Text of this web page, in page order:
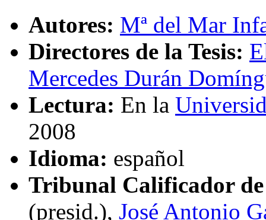
Autores: Mª del Mar
Directores de la Tesis:
Mercedes Durán
Lectura: En la
2008
Idioma: español
Tribunal Calificador de
(presid.), José Antonio